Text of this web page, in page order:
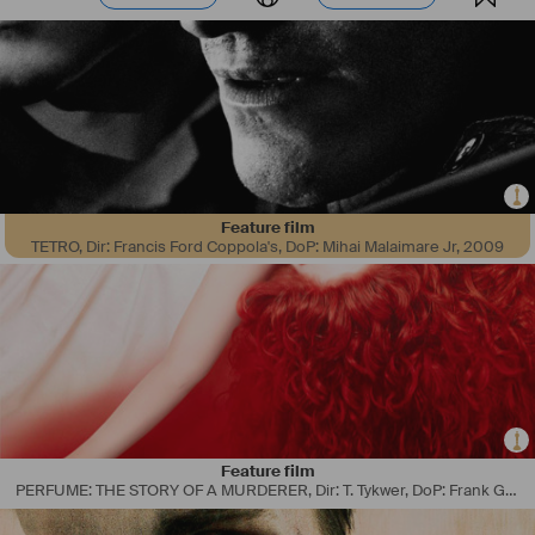
Feature film
TETRO, Dir: Francis Ford Coppola's, DoP: Mihai Malaimare Jr,2009
Feature film
PERFUME: THE STORY OF A MURDERER, Dir: T. Tykwer, DoP: Frank Griebe